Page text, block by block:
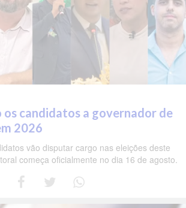
os candidatos a governador de
2026
vão disputar cargo nas eleições deste
começa oficialmente no dia 16 de agosto.